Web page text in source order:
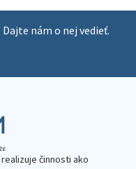
nám o nej vedieť.
činnosti ako